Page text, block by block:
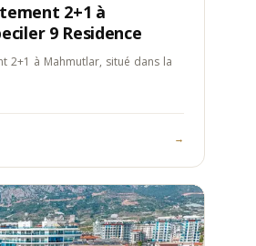
2+1 à
9 Residence
2+1 à Mahmutlar, situé dans la
→